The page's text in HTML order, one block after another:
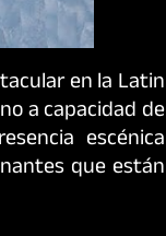
en la Latin
a capacidad de
escénica
que están